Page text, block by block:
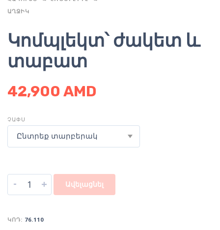
ԱՂՋԻԿ
Կոմպլեկտ՝ ժակետ և
տաբատ
42,900 AMD
ՉԱՓՍ
Ընտրեք տարբերակ
- + Ավելացնել
ԿՈԴ: 76.110